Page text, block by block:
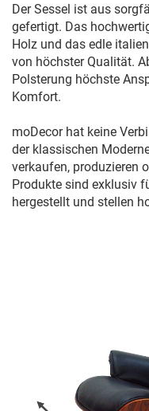
Der Sessel ist aus
gefertigt. Das
Holz und das edle
von höchster Qualität.
Polsterung höchste
Komfort.
moDecor hat keine
der klassischen
verkaufen, produzieren
Produkte sind exklusiv
hergestellt und stellen